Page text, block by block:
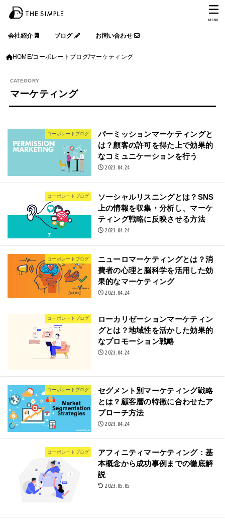
会社紹介 ブログ お問い合わせ
MENU
HOME コーポレートブログ マーケティング
マーケティング
コーポレートブログ
パーミッションマーケティングと
は？顧客の許可を得た上で効果的
なコミュニケーションを行う
2023.04.24
コーポレートブログ
ソーシャルリスニングとは？SNS
上の情報を収集・分析し、マーケ
ティング戦略に反映させる方法
2023.04.24
コーポレートブログ
ニューロマーケティングとは？消
費者の心理と脳科学を活用した効
果的なマーケティング
2023.04.24
コーポレートブログ
ローカリゼーションマーケティン
グとは？地域性を活かした効果的
なプロモーション戦略
2023.04.24
コーポレートブログ
セグメント別マーケティング戦略
とは？顧客層の特徴に合わせたア
プローチ方法
2023.04.24
コーポレートブログ
アフィニティマーケティング：基
本概念から成功事例までの徹底解
説
2023.05.05